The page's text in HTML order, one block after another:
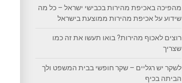
מהפיכה באכיפת מהירות בכבישי ישראל – כל מה
שידוע על אכיפת מהירות ממוצעת בישראל
רוצים לאכוף מהירות? בואו תעשו את זה כמו
שצריך
לשקר יש רגליים – שקר חופשי בבית המשפט ולך
הביתה בכיף